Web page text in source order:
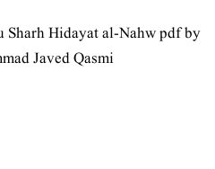
Sharh Hidayat al-Nahw pdf by
Javed Qasmi